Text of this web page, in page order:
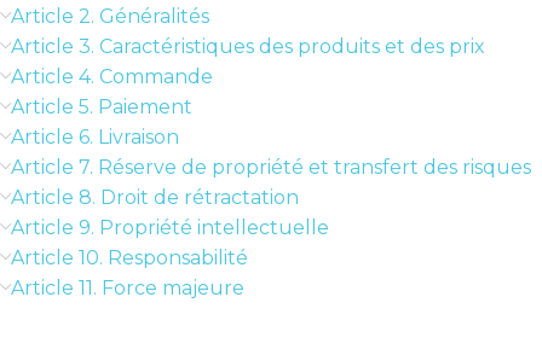
Article 2. Généralités
Article 3. Caractéristiques des produits et des prix
Article 4. Commande
Article 5. Paiement
Article 6. Livraison
Article 7. Réserve de propriété et transfert des risques
Article 8. Droit de rétractation
Article 9. Propriété intellectuelle
Article 10. Responsabilité
Article 11. Force majeure